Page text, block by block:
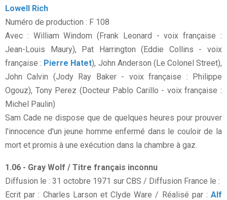
Lowell Rich
Numéro de production : F 108
Avec : William Windom (Frank Leonard - voix française :
Jean-Louis Maury), Pat Harrington (Eddie Collins - voix
française : Pierre Hatet), John Anderson (Le Colonel Street),
John Calvin (Jody Ray Baker - voix française : Philippe
Ogouz), Tony Perez (Docteur Pablo Carillo - voix française :
Michel Paulin)
Sam Cade ne dispose que de quelques heures pour prouver
l'innocence d'un jeune homme enfermé dans le couloir de la
mort et promis à une exécution dans la chambre à gaz.
1.06 - Gray Wolf / Titre français inconnu
Diffusion le : 31 octobre 1971 sur CBS / Diffusion France le :
Ecrit par : Charles Larson et Clyde Ware / Réalisé par : Alf